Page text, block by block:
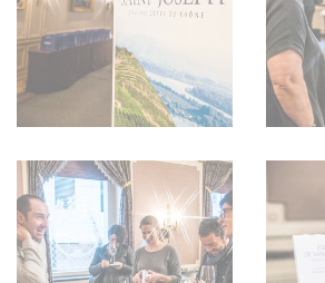
CGV & PROTECTION DES
DONNÉES